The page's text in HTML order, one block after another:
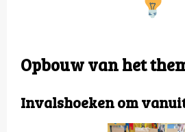
Opbouw van het
Invalshoeken om